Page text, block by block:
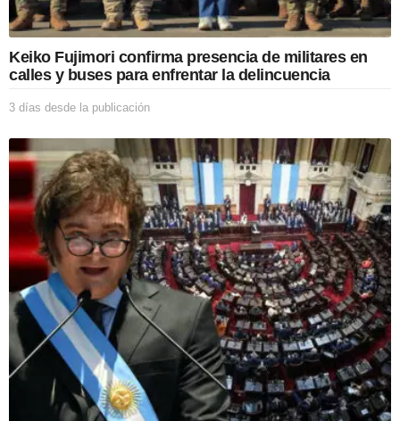
c
a
i
ó
Keiko Fujimori confirma presencia de militares en
calles y buses para enfrentar la delincuencia
3 días desde la publicación
í
a
s
d
e
s
d
e
l
a
p
u
b
l
i
a